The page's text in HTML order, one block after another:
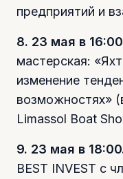
предприятий и
8. 23 мая в
мастерская:
изменение
возможностях»
Limassol Boat
9. 23 мая в
BEST INVEST с